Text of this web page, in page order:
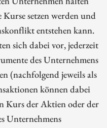
setzen werden und
entstehen kann.
sich dabei vor, jederzeit
des Unternehmens
(nachfolgend jeweils als
können dabei
Kurs der Aktien oder der
Unternehmens